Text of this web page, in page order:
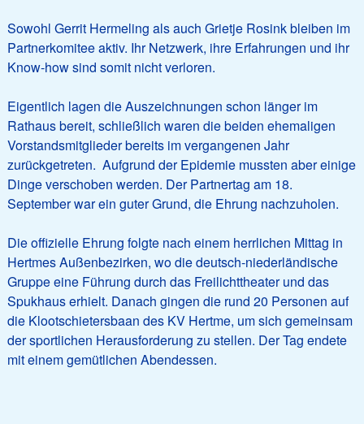
Sowohl Gerrit Hermeling als auch Grietje Rosink bleiben im
Partnerkomitee aktiv. Ihr Netzwerk, ihre Erfahrungen und ihr
Know-how sind somit nicht verloren.
Eigentlich lagen die Auszeichnungen schon länger im
Rathaus bereit, schließlich waren die beiden ehemaligen
Vorstandsmitglieder bereits im vergangenen Jahr
zurückgetreten. Aufgrund der Epidemie mussten aber einige
Dinge verschoben werden. Der Partnertag am 18.
September war ein guter Grund, die Ehrung nachzuholen.
Die offizielle Ehrung folgte nach einem herrlichen Mittag in
Hertmes Außenbezirken, wo die deutsch-niederländische
Gruppe eine Führung durch das Freilichttheater und das
Spukhaus erhielt. Danach gingen die rund 20 Personen auf
die Klootschietersbaan des KV Hertme, um sich gemeinsam
der sportlichen Herausforderung zu stellen. Der Tag endete
mit einem gemütlichen Abendessen.